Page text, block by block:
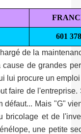
601 378
de la
cause de grandes
lui procure un
faire de
défaut... Mais "G"
bricolage et de
une petite